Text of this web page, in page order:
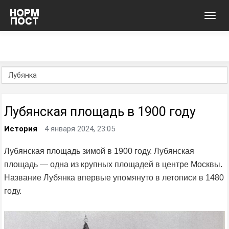
Лубянская площадь в 1900 году
История 4 января 2024, 23:05
Лубянская площадь зимой в 1900 году. Лубянская
площадь — одна из крупных площадей в центре Москвы.
Название Лубянка впервые упомянуто в летописи в 1480
году.